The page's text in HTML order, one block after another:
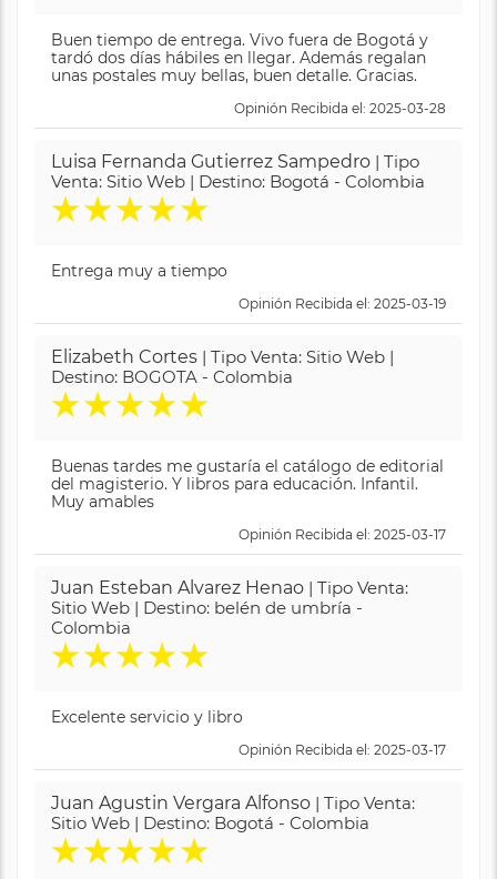
Buen tiempo de entrega. Vivo fuera de Bogotá y
tardó dos días hábiles en llegar. Además regalan
unas postales muy bellas, buen detalle. Gracias.
Opinión Recibida el: 2025-03-28
Luisa Fernanda Gutierrez Sampedro | Tipo
Venta: Sitio Web | Destino: Bogotá - Colombia
★★★★★
Entrega muy a tiempo
Opinión Recibida el: 2025-03-19
Elizabeth Cortes | Tipo Venta: Sitio Web |
Destino: BOGOTA - Colombia
★★★★★
Buenas tardes me gustaría el catálogo de editorial
del magisterio. Y libros para educación. Infantil.
Muy amables
Opinión Recibida el: 2025-03-17
Juan Esteban Alvarez Henao | Tipo Venta:
Sitio Web | Destino: belén de umbría -
Colombia
★★★★★
Excelente servicio y libro
Opinión Recibida el: 2025-03-17
Juan Agustin Vergara Alfonso | Tipo Venta:
Sitio Web | Destino: Bogotá - Colombia
★★★★★